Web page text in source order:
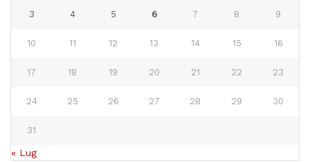
3 4 5 6 7 8 9
10 11 12 13 14 15 16
17 18 19 20 21 22 23
24 25 26 27 28 29 30
31
« Lug